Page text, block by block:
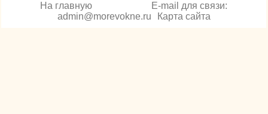
На главную
E-mail для связи:
admin@morevokne.ru
Карта сайта